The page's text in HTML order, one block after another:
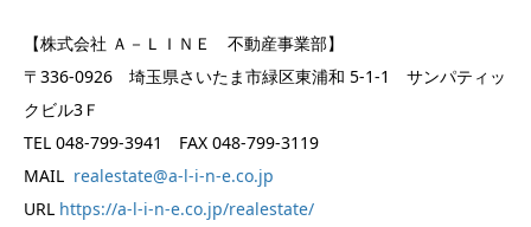
【株式会社 Ａ－ＬＩＮＥ 不動産事業部】
〒336-0926 埼玉県さいたま市緑区東浦和 5-1-1 サンパティッ
クビル3Ｆ
TEL 048-799-3941 FAX 048-799-3119
MAIL realestate@a-l-i-n-e.co.jp
URL https://a-l-i-n-e.co.jp/realestate/